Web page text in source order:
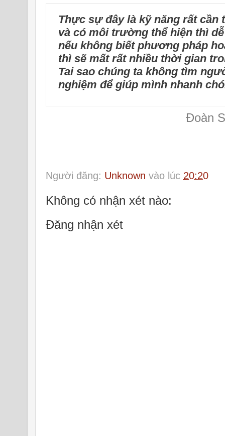
Thực sự đây là kỹ năng rất cần
và có môi trường thể hiện thì
nếu không biết phương pháp
thì sẽ mất rất nhiều thời gian
Tai sao chúng ta không tìm
nghiệm để giúp mình nhanh
Đoàn
Người đăng: Unknown vào lúc 20:20
Không có nhận xét nào:
Đăng nhận xét